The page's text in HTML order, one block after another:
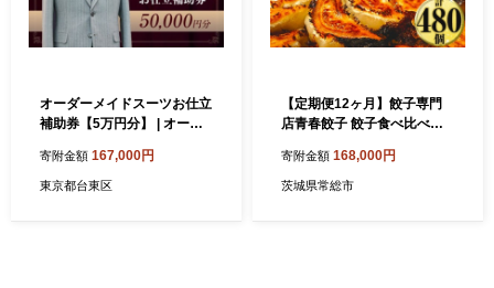
オーダーメイドスーツお仕立
補助券【5万円分】 | オーダ
用券 補助券 商品券 東京都 台
東区 蔵前 田原町 ギフト プレ
寄附金額 167,000円
東京都台東区
【定期便12ヶ月】餃子専門
店青春餃子 餃子食べ比べセ
個、豊岡餃子10個、大葉三
太郎餃子15個）（計480個）
寄附金額 168,000円
茨城県常総市